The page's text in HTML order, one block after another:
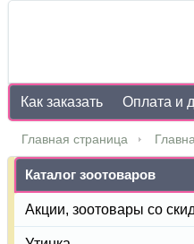
Как заказать Оплата и
Главная страница
Каталог зоотоваров
Акции, зоотовары со